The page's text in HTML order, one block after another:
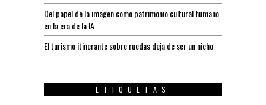
Del papel de la imagen como patrimonio cultural humano
en la era de la IA
El turismo itinerante sobre ruedas deja de ser un nicho
ETIQUETAS